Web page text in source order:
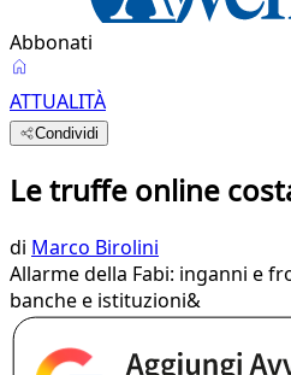
Abbonati
ATTUALITÀ
Condividi
Le truffe online
di Marco Birolini
Allarme della Fabi: inganni e
banche e istituzioni&